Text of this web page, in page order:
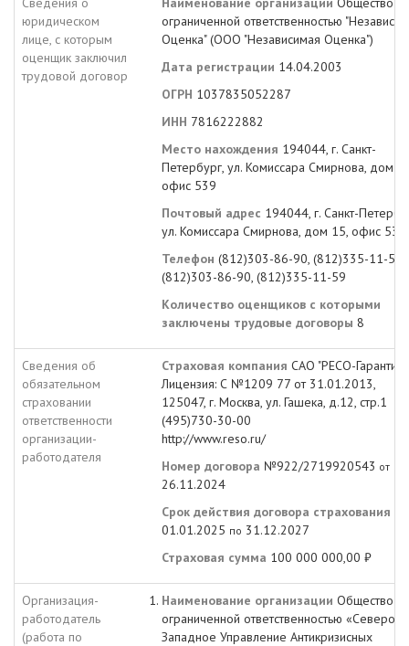
юридическом
лице, с которым
оценщик заключил
трудовой договор
ограниченной ответственностью
Оценка" (ООО "Независимая Оценка")
Дата регистрации 14.04.2003
ОГРН 1037835052287
ИНН 7816222882
Место нахождения 194044, г. Санкт-
Петербург, ул. Комиссара Смирнова, дом
офис 539
Почтовый адрес 194044, г. Санкт-
ул. Комиссара Смирнова, дом 15, офис 539
Телефон (812)303-86-90, (812)335-11-59,
(812)303-86-90, (812)335-11-59
Количество оценщиков с которыми
заключены трудовые договоры 8
Сведения об
обязательном
страховании
ответственности
организации-
работодателя
Страховая компания САО "РЕСО-Гарантия"
Лицензия: С №1209 77 от 31.01.2013,
125047, г. Москва, ул. Гашека, д.12, стр.1
(495)730-30-00
http://www.reso.ru/
Номер договора №922/2719920543 от
26.11.2024
Срок действия договора страхования
01.01.2025 по 31.12.2027
Страховая сумма 100 000 000,00 ₽
Организация-
работодатель
(работа по
Наименование организации Общество с
ограниченной ответственностью «Северо-
Западное Управление Антикризисных